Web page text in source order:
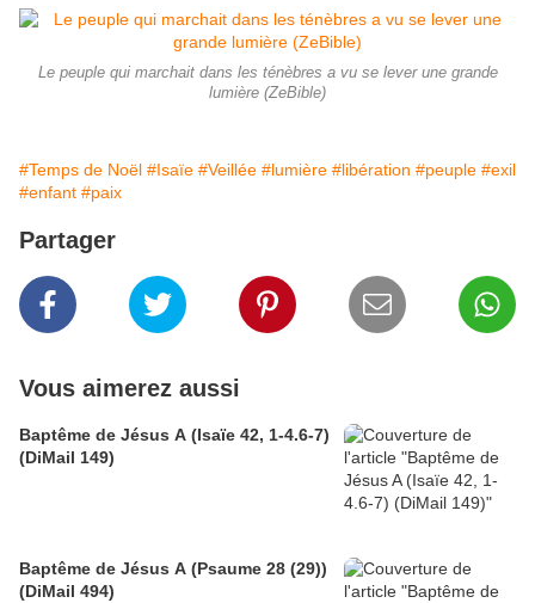
Le peuple qui marchait dans les ténèbres a vu se lever une grande
lumière (ZeBible)
#Temps de Noël #Isaïe #Veillée #lumière #libération #peuple #exil
#enfant #paix
Partager
Vous aimerez aussi
Baptême de Jésus A (Isaïe 42, 1-4.6-7)
(DiMail 149)
Baptême de Jésus A (Psaume 28 (29))
(DiMail 494)